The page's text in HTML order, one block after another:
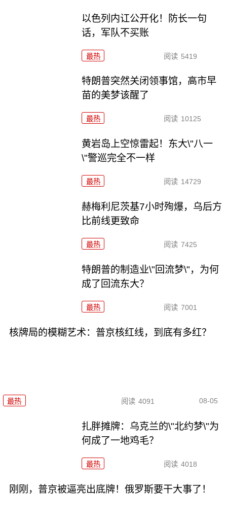
以色列内讧公开化！防长一句
话，军队不买账
最热 阅读 5419
特朗普突然关闭领事馆，高市早
苗的美梦该醒了
最热 阅读 10125
黄岩岛上空惊雷起！东大\"八一
\"警巡完全不一样
最热 阅读 14729
赫梅利尼茨基7小时殉爆，乌后方
比前线更致命
最热 阅读 7425
特朗普的制造业\"回流梦\"，为何
成了回流东大？
最热 阅读 7001
核牌局的模糊艺术：普京核红线，到底有多红？
最热 阅读 4091 08-05
扎胖摊牌：乌克兰的\"北约梦\"为
何成了一地鸡毛？
最热 阅读 4018
刚刚，普京被逼亮出底牌！俄罗斯要干大事了！